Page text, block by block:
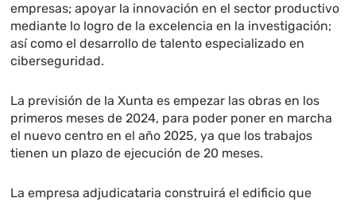
empresas; apoyar la innovación en el sector productivo
mediante lo logro de la excelencia en la investigación;
así como el desarrollo de talento especializado en
ciberseguridad.
La previsión de la Xunta es empezar las obras en los
primeros meses de 2024, para poder poner en marcha
el nuevo centro en el año 2025, ya que los trabajos
tienen un plazo de ejecución de 20 meses.
La empresa adjudicataria construirá el edificio que